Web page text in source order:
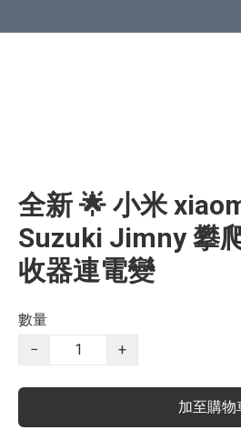
全新 🌟 小米
Suzuki Jimny 攀
收器連電變
數量
−
+
加至購物